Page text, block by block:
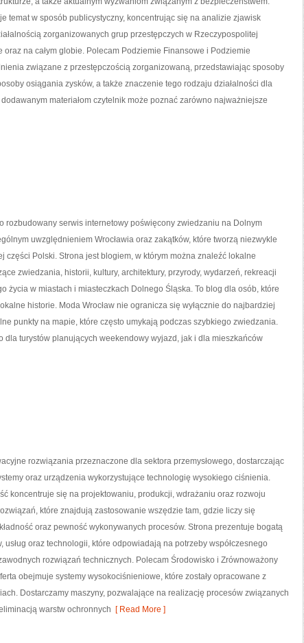
temat w sposób publicystyczny, koncentrując się na analizie zjawisk
zorganizowanych grup przestępczych w Rzeczypospolitej
oraz na całym globie. Polecam Podziemie Finansowe i Podziemie
związane z przestępczością zorganizowaną, przedstawiając sposoby
osiągania zysków, a także znaczenie tego rodzaju działalności dla
materiałom czytelnik może poznać zarówno najważniejsze
rozbudowany serwis internetowy poświęcony zwiedzaniu na Dolnym
uwzględnieniem Wrocławia oraz zakątków, które tworzą niezwykle
części Polski. Strona jest blogiem, w którym można znaleźć lokalne
zwiedzania, historii, kultury, architektury, przyrody, wydarzeń, rekreacji
życia w miastach i miasteczkach Dolnego Śląska. To blog dla osób, które
historie. Moda Wrocław nie ogranicza się wyłącznie do najbardziej
punkty na mapie, które często umykają podczas szybkiego zwiedzania.
dla turystów planujących weekendowy wyjazd, jak i dla mieszkańców
rozwiązania przeznaczone dla sektora przemysłowego, dostarczając
oraz urządzenia wykorzystujące technologię wysokiego ciśnienia.
koncentruje się na projektowaniu, produkcji, wdrażaniu oraz rozwoju
które znajdują zastosowanie wszędzie tam, gdzie liczy się
oraz pewność wykonywanych procesów. Strona prezentuje bogatą
usług oraz technologii, które odpowiadają na potrzeby współczesnego
rozwiązań technicznych. Polecam Środowisko i Zrównoważony
obejmuje systemy wysokociśnieniowe, które zostały opracowane z
Dostarczamy maszyny, pozwalające na realizację procesów związanych
warstw ochronnych [ Read More ]